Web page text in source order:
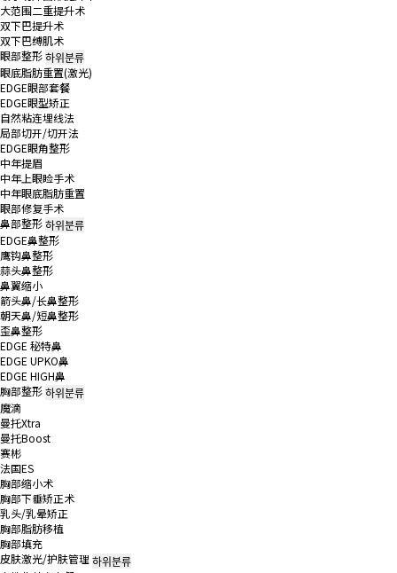
大范围二重提升术
双下巴提升术
双下巴缚肌术
眼部整形하위분류
眼底脂肪重置(激光)
EDGE眼部套餐
EDGE眼型矫正
自然粘连埋线法
局部切开/切开法
EDGE眼角整形
中年提眉
中年上眼睑手术
中年眼底脂肪重置
眼部修复手术
鼻部整形하위분류
EDGE鼻整形
鹰钩鼻整形
蒜头鼻整形
鼻翼缩小
箭头鼻/长鼻整形
朝天鼻/短鼻整形
歪鼻整形
EDGE 秘特鼻
EDGE UPKO鼻
EDGE HIGH鼻
胸部整形하위분류
魔滴
曼托Xtra
曼托Boost
赛彬
法国ES
胸部缩小术
胸部下垂矫正术
乳头/乳晕矫正
胸部脂肪移植
胸部填充
皮肤激光/护肤管理 하위분류